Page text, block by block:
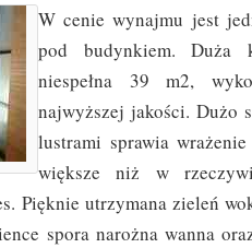
W cenie wynajmu jest
pod budynkiem. Duża
niespełna 39 m2,
najwyższej jakości. Dużo
lustrami sprawia
większe niż w
Pięknie utrzymana zieleń
spora narożna wanna